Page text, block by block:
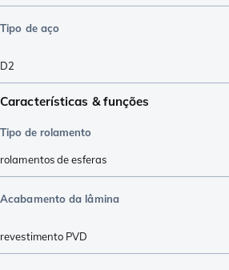
Tipo de aço
D2
Características & funções
Tipo de rolamento
rolamentos de esferas
Acabamento da lâmina
revestimento PVD